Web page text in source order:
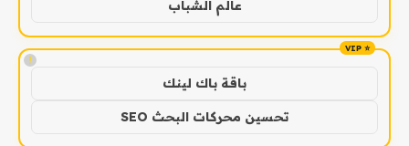
عالم الشباب
!
باقة باك لينك
تحسين محركات البحث SEO